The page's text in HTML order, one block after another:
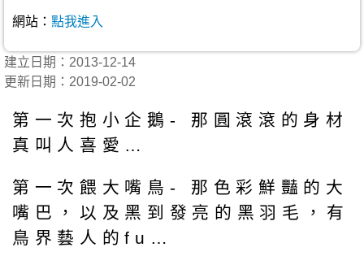
網站： 點我進入
建立日期：2013-12-14
更新日期：2019-02-02
第一次抱小企鵝- 那圓滾滾的身材
真叫人喜愛…
第一次餵大嘴鳥- 那色彩鮮豔的大
嘴巴，以及黑到發亮的黑羽毛，有
鳥界藝人的fu…